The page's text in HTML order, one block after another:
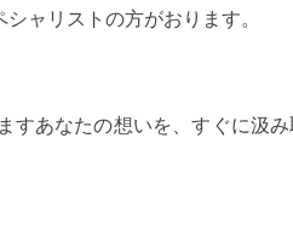
ャリストの方がおります。
すあなたの想いを、すぐに汲